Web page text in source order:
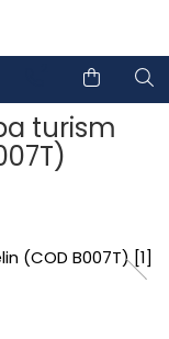
turism